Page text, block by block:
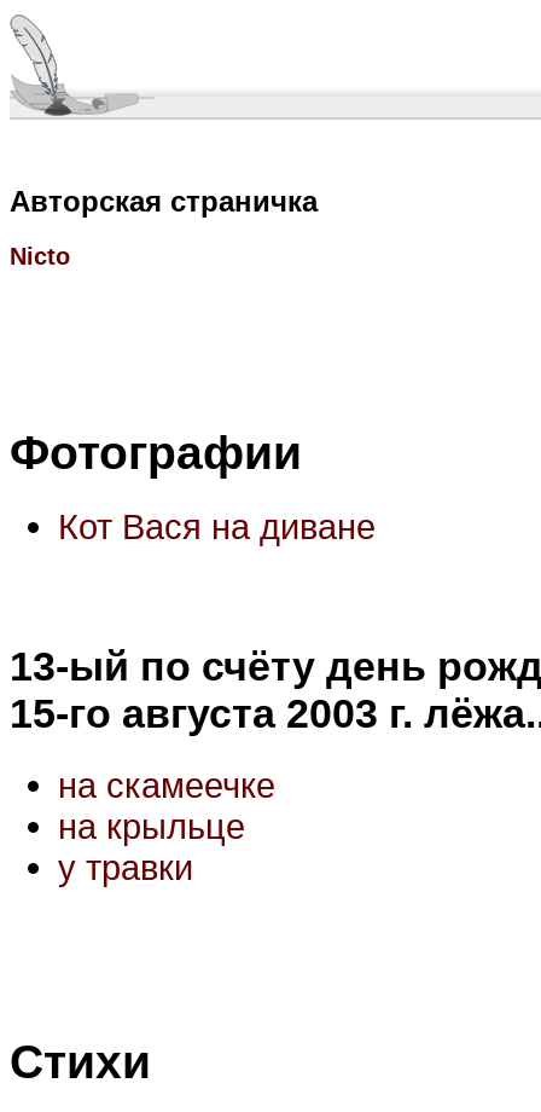
Авторская страничка
Nicto
Фотографии
Кот Вася на диване
13-ый по счёту день
15-го августа 2003 г.
на скамеечке
на крыльце
у травки
Стихи